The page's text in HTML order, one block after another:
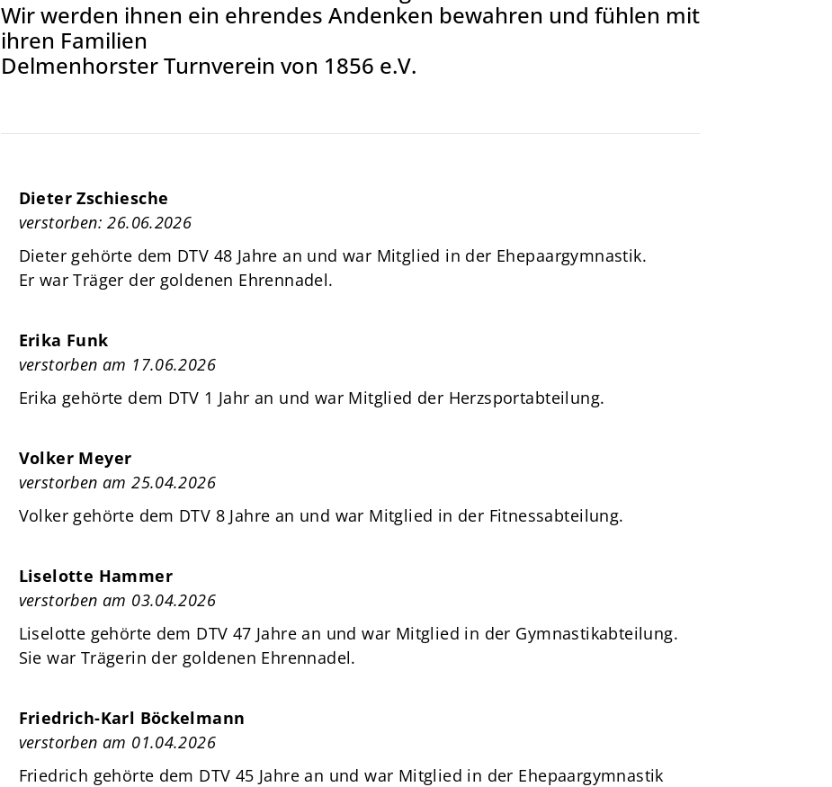
Wir werden ihnen ein ehrendes Andenken bewahren und fühlen mit
ihren Familien
Delmenhorster Turnverein von 1856 e.V.
Dieter Zschiesche
verstorben: 26.06.2026
Dieter gehörte dem DTV 48 Jahre an und war Mitglied in der Ehepaargymnastik.
Er war Träger der goldenen Ehrennadel.
Erika Funk
verstorben am 17.06.2026
Erika gehörte dem DTV 1 Jahr an und war Mitglied der Herzsportabteilung.
Volker Meyer
verstorben am 25.04.2026
Volker gehörte dem DTV 8 Jahre an und war Mitglied in der Fitnessabteilung.
Liselotte Hammer
verstorben am 03.04.2026
Liselotte gehörte dem DTV 47 Jahre an und war Mitglied in der Gymnastikabteilung.
Sie war Trägerin der goldenen Ehrennadel.
Friedrich-Karl Böckelmann
verstorben am 01.04.2026
Friedrich gehörte dem DTV 45 Jahre an und war Mitglied in der Ehepaargymnastik
News
Über Uns
Mitgliedschaft
Sportsuche